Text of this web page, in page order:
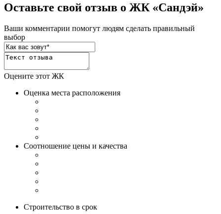
Оставьте свой отзыв о ЖК «Сандэй»
Ваши комментарии помогут людям сделать правильный
выбор
Оцените этот ЖК
Оценка места расположения
Соотношение цены и качества
Строительство в срок